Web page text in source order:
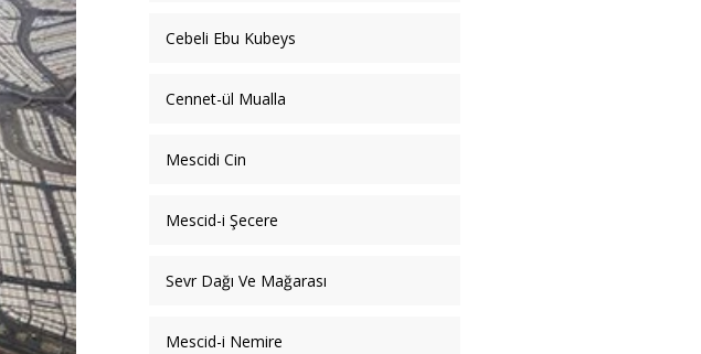
Cebeli Ebu Kubeys
Cennet-ül Mualla
Mescidi Cin
Mescid-i Şecere
Sevr Dağı Ve Mağarası
Mescid-i Nemire